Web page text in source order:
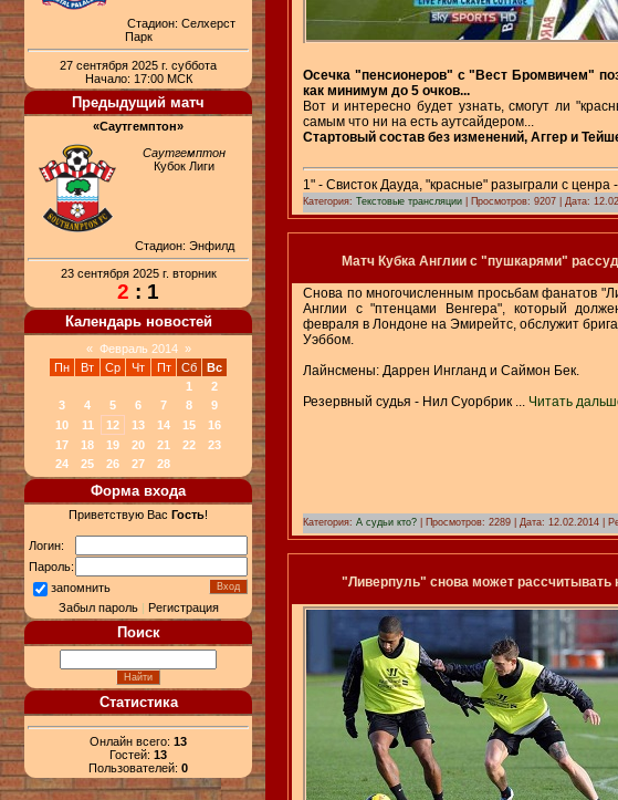
Стадион: Селхерст
Парк
27 сентября 2025 г. суббота
Начало: 17:00 МСК
Предыдущий матч
«Саутгемптон»
Саутгемптон
Кубок Лиги
Стадион: Энфилд
23 сентября 2025 г. вторник
2 : 1
Календарь новостей
« Февраль 2014 »
Пн
Вт Ср Чт Пт Сб
Вс
1
2
3
4 5 6 7 8
9
10
11 12 13 14 15
16
17
18 19 20 21 22
23
24
25 26 27 28
Форма входа
Приветствую Вас Гость!
Логин:
Пароль:
запомнить
Забыл пароль| Регистрация
Поиск
Статистика
Онлайн всего: 13
Гостей: 13
Пользователей: 0
Осечка "пенсионеров" с "Вест Бромвичем"
как минимум до 5 очков...
Вот и интересно будет узнать, смогут ли
самым что ни на есть аутсайдером...
Стартовый состав без изменений, Аггер и
1" - Свисток Дауда, "красные" разыграли с ценра
Категория: Текстовые трансляции | Просмотров: 9207 | Дата:
Матч Кубка Англии с "пушкарями"
Снова по многочисленным просьбам фанатов
Англии с "птенцами Венгера", который
февраля в Лондоне на Эмирейтс, обслужит
Уэббом.
Лайнсмены: Даррен Ингланд и Саймон Бек.
Резервный судья - Нил Суорбрик
Читать
Категория: А судьи кто? | Просмотров: 2289 | Дата: 12.02.2014 |
"Ливерпуль" снова может рассчитывать